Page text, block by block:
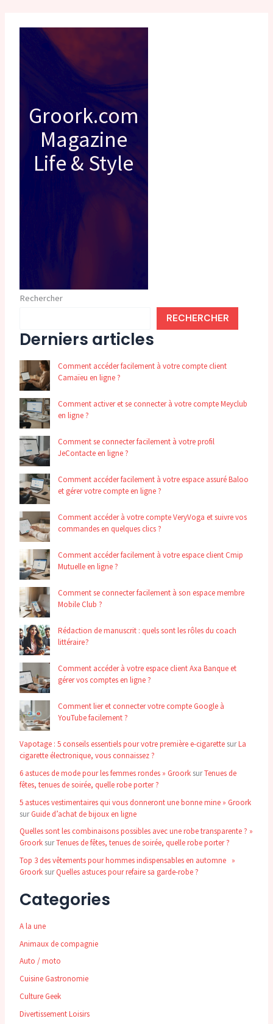
Groork.com
Magazine
Life & Style
Rechercher
RECHERCHER
Derniers articles
Comment accéder facilement à votre compte client
Camaïeu en ligne ?
Comment activer et se connecter à votre compte Meyclub
en ligne ?
Comment se connecter facilement à votre profil
JeContacte en ligne ?
Comment accéder facilement à votre espace assuré Baloo
et gérer votre compte en ligne ?
Comment accéder à votre compte VeryVoga et suivre vos
commandes en quelques clics ?
Comment accéder facilement à votre espace client Cmip
Mutuelle en ligne ?
Comment se connecter facilement à son espace membre
Mobile Club ?
Rédaction de manuscrit : quels sont les rôles du coach
littéraire ?
Comment accéder à votre espace client Axa Banque et
gérer vos comptes en ligne ?
Comment lier et connecter votre compte Google à
YouTube facilement ?
Vapotage : 5 conseils essentiels pour votre première e-cigarette surLa
cigarette électronique, vous connaissez ?
6 astuces de mode pour les femmes rondes » Groork surTenues de
fêtes, tenues de soirée, quelle robe porter ?
5 astuces vestimentaires qui vous donneront une bonne mine » Groork
surGuide d’achat de bijoux en ligne
Quelles sont les combinaisons possibles avec une robe transparente ? »
Groork surTenues de fêtes, tenues de soirée, quelle robe porter ?
Top 3 des vêtements pour hommes indispensables en automne »
Groork surQuelles astuces pour refaire sa garde-robe ?
Categories
A la une
Animaux de compagnie
Auto / moto
Cuisine Gastronomie
Culture Geek
Divertissement Loisirs